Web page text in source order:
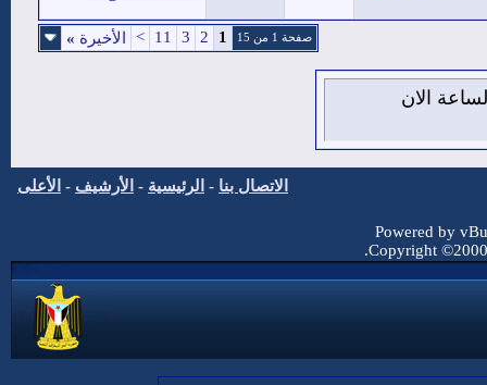
صفحة 1 من 15 1
2
3
11
> الأخيرة »
اغسطس 2026 , الساعة الان
الاتصال بنا - الرئيسية - الأرشيف - الأعلى
Powered by
Copyright